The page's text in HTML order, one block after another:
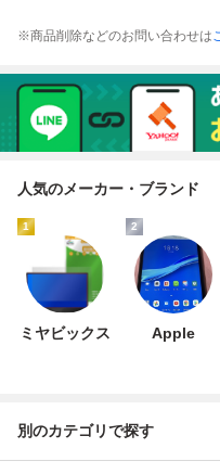
※商品削除などのお問い合わせは
人気のメーカー・ブランド
1
ミヤビックス
2
Apple
別のカテゴリで探す